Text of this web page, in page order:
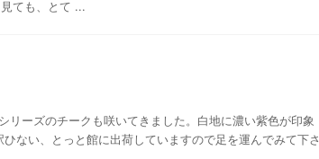
ても、とて ...
リーズのチークも咲いてきました。白地に濃い紫色が印象
ない、とっと館に出荷していますので足を運んでみて下さ